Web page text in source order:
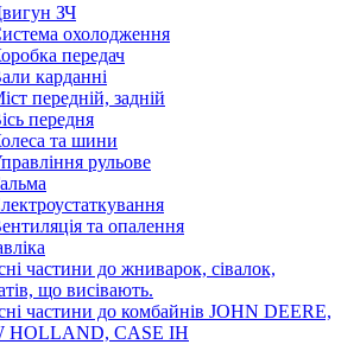
ЗЧ
охолодження
передач
карданні
передній, задній
передня
та шини
рульове
та опалення
частини до жниварок, сівалок,
що висівають.
частини до комбайнів JOHN DEERE,
HOLLAND, CASE IH